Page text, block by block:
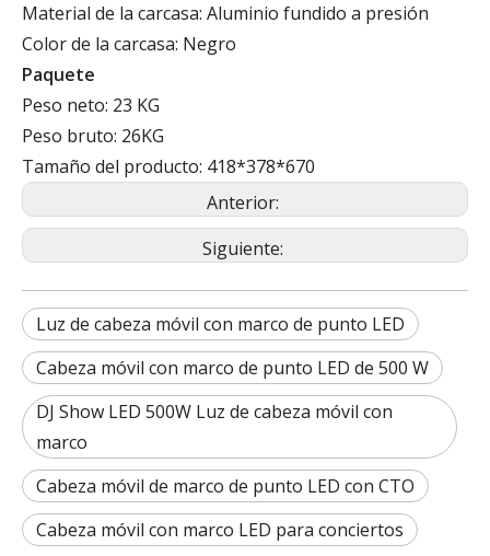
Material de la carcasa: Aluminio fundido a presión
Color de la carcasa: Negro
Paquete
Peso neto: 23 KG
Peso bruto: 26KG
Tamaño del producto: 418*378*670
Anterior:
Siguiente:
Luz de cabeza móvil con marco de punto LED
Cabeza móvil con marco de punto LED de 500 W
DJ Show LED 500W Luz de cabeza móvil con
marco
Cabeza móvil de marco de punto LED con CTO
Cabeza móvil con marco LED para conciertos